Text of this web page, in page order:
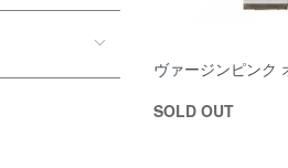
ヴァージンピンク
SOLD OUT